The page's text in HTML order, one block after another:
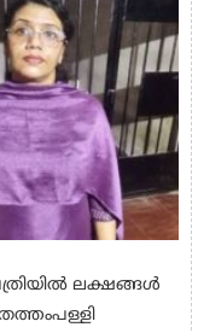
ലക്ഷങ്ങൾ